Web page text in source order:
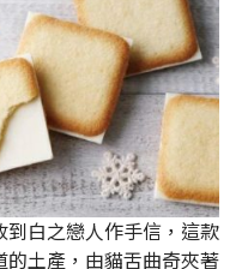
白之戀人作手信，這款
的土產，由貓舌曲奇夾著